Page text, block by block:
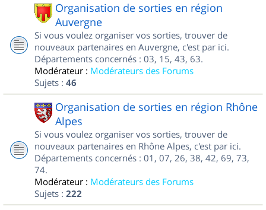
Organisation de sorties en région
Auvergne
Si vous voulez organiser vos sorties, trouver de
nouveaux partenaires en Auvergne, c'est par ici.
Départements concernés : 03, 15, 43, 63.
Modérateur : Modérateurs des Forums
Sujets : 46
Organisation de sorties en région Rhône
Alpes
Si vous voulez organiser vos sorties, trouver de
nouveaux partenaires en Rhône Alpes, c'est par ici.
Départements concernés : 01, 07, 26, 38, 42, 69, 73,
74.
Modérateur : Modérateurs des Forums
Sujets : 222